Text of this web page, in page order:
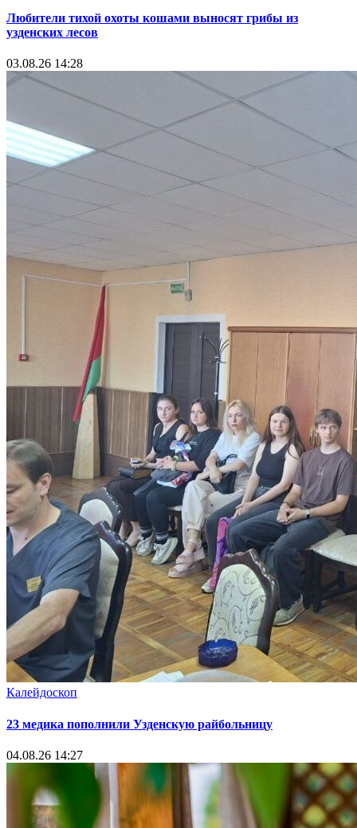
Любители тихой охоты кошами выносят грибы из
узденских лесов
03.08.26 14:28
Калейдоскоп
23 медика пополнили Узденскую райбольницу
04.08.26 14:27